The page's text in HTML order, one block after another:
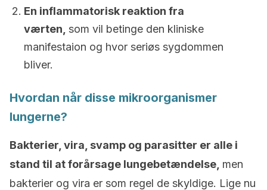
En inflammatorisk reaktion fra
værten, som vil betinge den kliniske
manifestaion og hvor seriøs sygdommen
bliver.
Hvordan når disse mikroorganismer
lungerne?
Bakterier, vira, svamp og parasitter er alle i
stand til at forårsage lungebetændelse, men
bakterier og vira er som regel de skyldige. Lige nu